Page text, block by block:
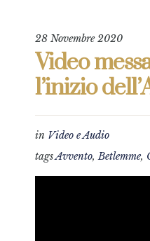
28 Novembre 2020
Video
l’inizio
in Video e Audio
tagsAvvento,Betlemme,